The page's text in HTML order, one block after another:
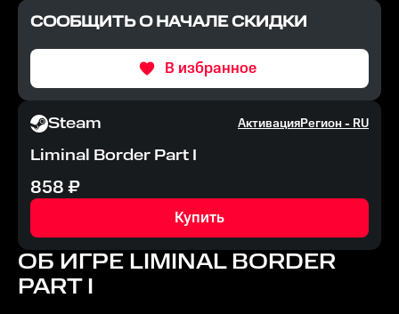
СООБЩИТЬ О НАЧАЛЕ СКИДКИ
В избранное
Steam АктивацияРегион -RU
Liminal Border Part I
858₽
Купить
ОБ ИГРЕ LIMINAL BORDER
PART I